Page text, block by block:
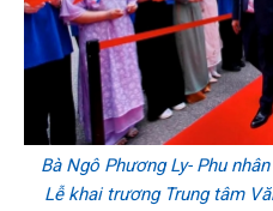
Bà Ngô Phương Ly- Phu
Lễ khai trương Trung tâm